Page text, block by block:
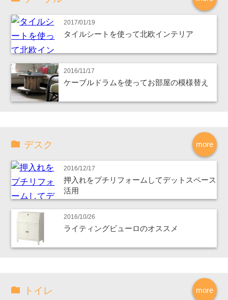
2017/01/19
タイルシートを使って北欧インテリア
2016/11/17
ケーブルドラムを使ってお部屋の模様替え
more
デスク
2016/12/17
押入れをプチリフォームしてデットスペース
活用
2016/10/26
ライティングビューロのオススメ
more
トイレ